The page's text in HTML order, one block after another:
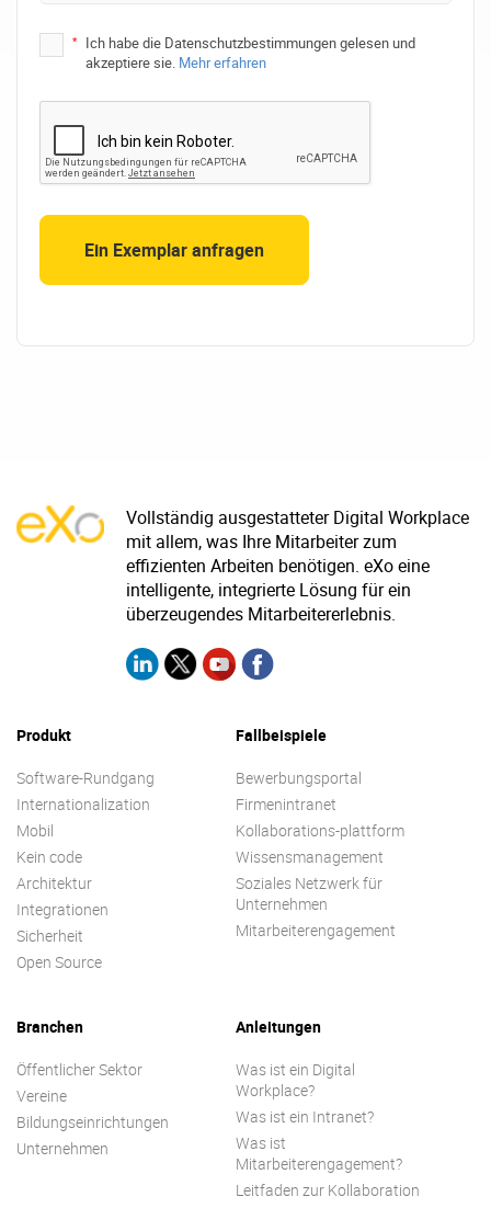
*
Ich habe die Datenschutzbestimmungen gelesen und
akzeptiere sie. Mehr erfahren
Vollständig ausgestatteter Digital Workplace
mit allem, was Ihre Mitarbeiter zum
effizienten Arbeiten benötigen. eXo eine
intelligente, integrierte Lösung für ein
überzeugendes Mitarbeitererlebnis.
Produkt
Software-Rundgang
Internationalization
Mobil
Kein code
Architektur
Integrationen
Sicherheit
Open Source
Fallbeispiele
Bewerbungsportal
Firmenintranet
Kollaborations-plattform
Wissensmanagement
Soziales Netzwerk für
Unternehmen
Mitarbeiterengagement
Branchen
Öffentlicher Sektor
Vereine
Bildungseinrichtungen
Unternehmen
Anleitungen
Was ist ein Digital
Workplace?
Was ist ein Intranet?
Was ist
Mitarbeiterengagement?
Leitfaden zur Kollaboration